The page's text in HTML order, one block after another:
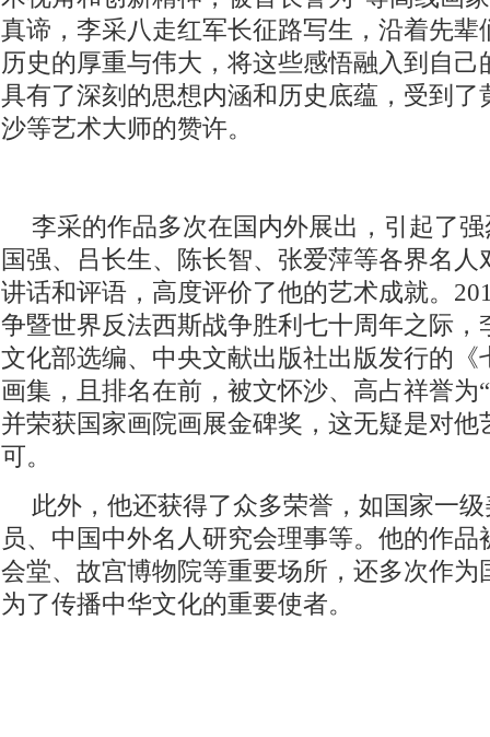
真谛，李采八走红军长征路写生，沿着先辈
历史的厚重与伟大，将这些感悟融入到自己
具有了深刻的思想内涵和历史底蕴，受到了
沙等艺术大师的赞许。
李采的作品多次在国内外展出，引起了
国强、吕长生、陈长智、张爱萍等各界名
讲话和评语，高度评价了他的艺术成就。
争暨世界反法西斯战争胜利七十周年之际，
文化部选编、中央文献出版社出版发行的《
画集，且排名在前，被文怀沙、高占祥誉为
并荣获国家画院画展金碑奖，这无疑是对他
可。
此外，他还获得了众多荣誉，如国家一
员、中国中外名人研究会理事等。他的作
会堂、故宫博物院等重要场所，还多次作为
为了传播中华文化的重要使者。